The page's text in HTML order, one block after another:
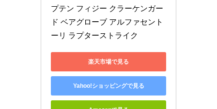
プテン フィジー クラーケンガー
ド ベアグローブ アルファセント
ーリ ラプターストライク
楽天市場で見る
Yahoo!ショッピングで見る